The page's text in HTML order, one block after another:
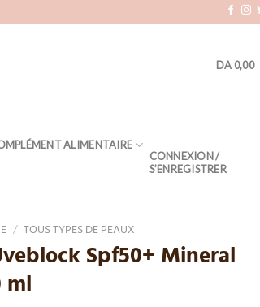
DA 0,00
ALIMENTAIRE
CONNEXION /
S’ENREGISTRER
/ TOUS TYPES DE PEAUX
Spf50+ Mineral
ml